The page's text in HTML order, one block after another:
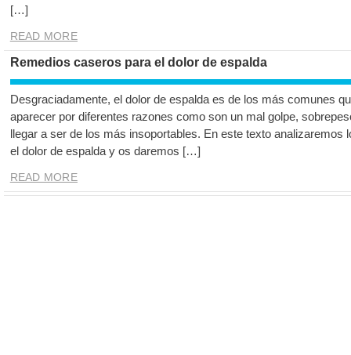
[…]
READ MORE
Remedios caseros para el dolor de espalda
Desgraciadamente, el dolor de espalda es de los más comunes
aparecer por diferentes razones como son un mal golpe,
llegar a ser de los más insoportables. En este texto analizaremos
el dolor de espalda y os daremos […]
READ MORE